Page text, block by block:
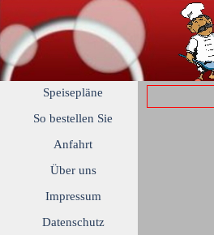
Speisepläne
So bestellen Sie
Anfahrt
Über uns
Impressum
Datenschutz